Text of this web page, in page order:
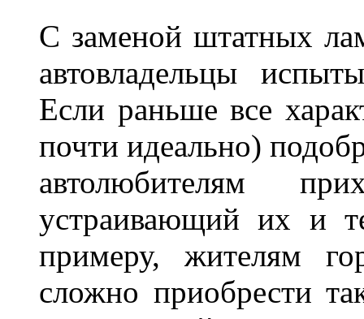
С заменой штатных
автовладельцы
Если раньше все
почти идеально)
автолюбителям
устраивающий их и
примеру, жителям
сложно приобрести